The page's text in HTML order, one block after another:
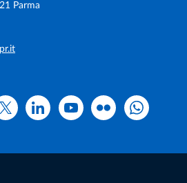
Parma
X LinkedinYoutubeFlickr